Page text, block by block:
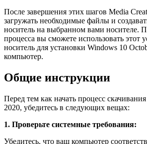
После завершения этих шагов Media
загружать необходимые файлы и
носитель на выбранном вами носителе.
процесса вы сможете использовать этот
носитель для установки Windows 10
компьютер.
Общие инструкции
Перед тем как начать процесс
2020, убедитесь в следующих вещах:
1. Проверьте системные требования:
Убедитесь, что ваш компьютер